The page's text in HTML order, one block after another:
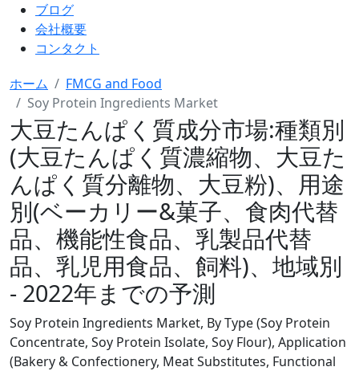
ブログ
会社概要
コンタクト
ホーム
FMCG and Food
Soy Protein Ingredients Market
大豆たんぱく質成分市場:種類別
(大豆たんぱく質濃縮物、大豆た
んぱく質分離物、大豆粉)、用途
別(ベーカリー&菓子、食肉代替
品、機能性食品、乳製品代替
品、乳児用食品、飼料)、地域別
- 2022年までの予測
Soy Protein Ingredients Market, By Type (Soy Protein
Concentrate, Soy Protein Isolate, Soy Flour), Application
(Bakery & Confectionery, Meat Substitutes, Functional